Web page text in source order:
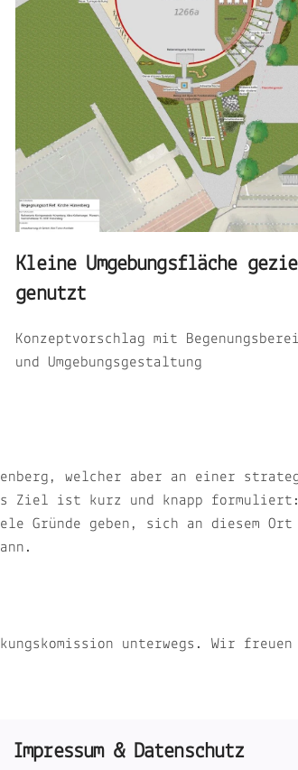
Kleine Umgebungsfläche
genutzt
Konzeptvorschlag mit
und Umgebungsgestaltung
welcher aber an einer
Ziel ist kurz und knapp
Gründe geben, sich an diesem
unterwegs. Wir
Impressum & Datenschutz